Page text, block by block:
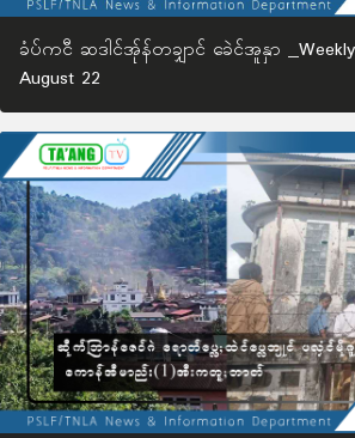
ခံပ်ကငီ ဆဒါင်အ်ုန်တချှာင် ခေဲင်အူနှာ _Weekly
August 22